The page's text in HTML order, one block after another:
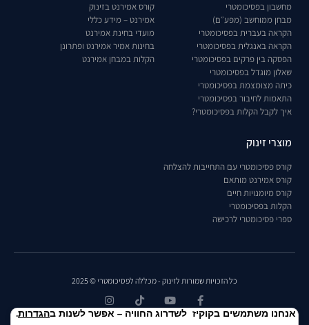
מחשבון בפסיכומטרי
מבחן ממוחשב (מפע״ם)
הקראה בעברית בפסיכומטרי
הקראה באנגלית בפסיכומטרי
הפסקה בין פרקים בפסיכומטרי
שאלון מוגדל בפסיכומטרי
כיתה מצומצמת בפסיכומטרי
התאמות לחיבור בפסיכומטרי
איך לקבל הקלות בפסיכומטרי?
קורס אמירנט בזינוק
אמירנט – מידע כללי
מועדי בחינת אמירנט
בחינות אמיר אמירנט ופתרונן
הקלות במבחן אמירנט
מוצרי זינוק
קורס פסיכומטרי עם התחייבות להצלחה
קורס אמירנט מותאם
קורס מיומנויות חיים
הקלות בפסיכומטרי
ספרי פסיכומטרי לרכישה
כל הזכויות שמורות לזינוק - מכללה לפסיכומטרי © 2025
אנחנו משתמשים בקוקיז לשדרוג החוויה – אפשר לשנות בהגדרות.